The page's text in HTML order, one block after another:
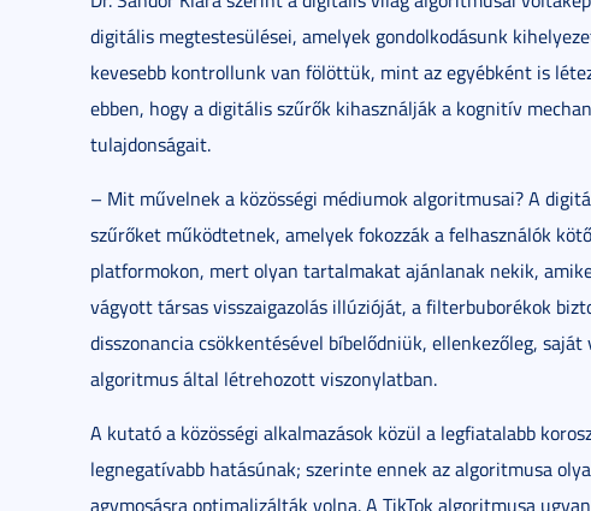
digitális megtestesülései, amelyek gondolkodásunk
kevesebb kontrollunk van fölöttük, mint az egyébként is
ebben, hogy a digitális szűrők kihasználják a kognitív
tulajdonságait.
– Mit művelnek a közösségi médiumok algoritmusai? A
szűrőket működtetnek, amelyek fokozzák a felhasználók
platformokon, mert olyan tartalmakat ajánlanak nekik,
vágyott társas visszaigazolás illúzióját, a filterbuborékok
disszonancia csökkentésével bíbelődniük, ellenkezőleg,
algoritmus által létrehozott viszonylatban.
A kutató a közösségi alkalmazások közül a legfiatalabb
legnegatívabb hatásúnak; szerinte ennek az algoritmusa
agymosásra optimalizálták volna. A TikTok algoritmusa